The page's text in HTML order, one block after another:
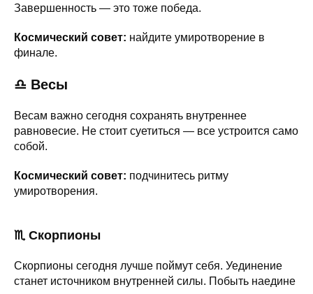
Завершенность — это тоже победа.
Космический совет: найдите умиротворение в
финале.
♎ Весы
Весам важно сегодня сохранять внутреннее
равновесие. Не стоит суетиться — все устроится само
собой.
Космический совет: подчинитесь ритму
умиротворения.
♏ Скорпионы
Скорпионы сегодня лучше поймут себя. Уединение
станет источником внутренней силы. Побыть наедине